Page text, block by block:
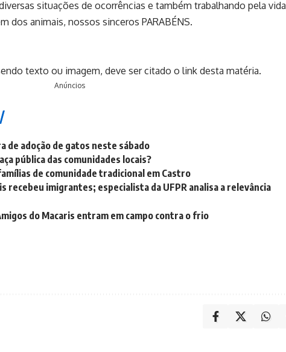
situações de ocorrências e também trabalhando pela vida
dos animais, nossos sinceros PARABÉNS.
texto ou imagem, deve ser citado o link desta matéria.
Anúncios
de adoção de gatos neste sábado
pública das comunidades locais?
de comunidade tradicional em Castro
recebeu imigrantes; especialista da UFPR analisa a relevância
do Macaris entram em campo contra o frio